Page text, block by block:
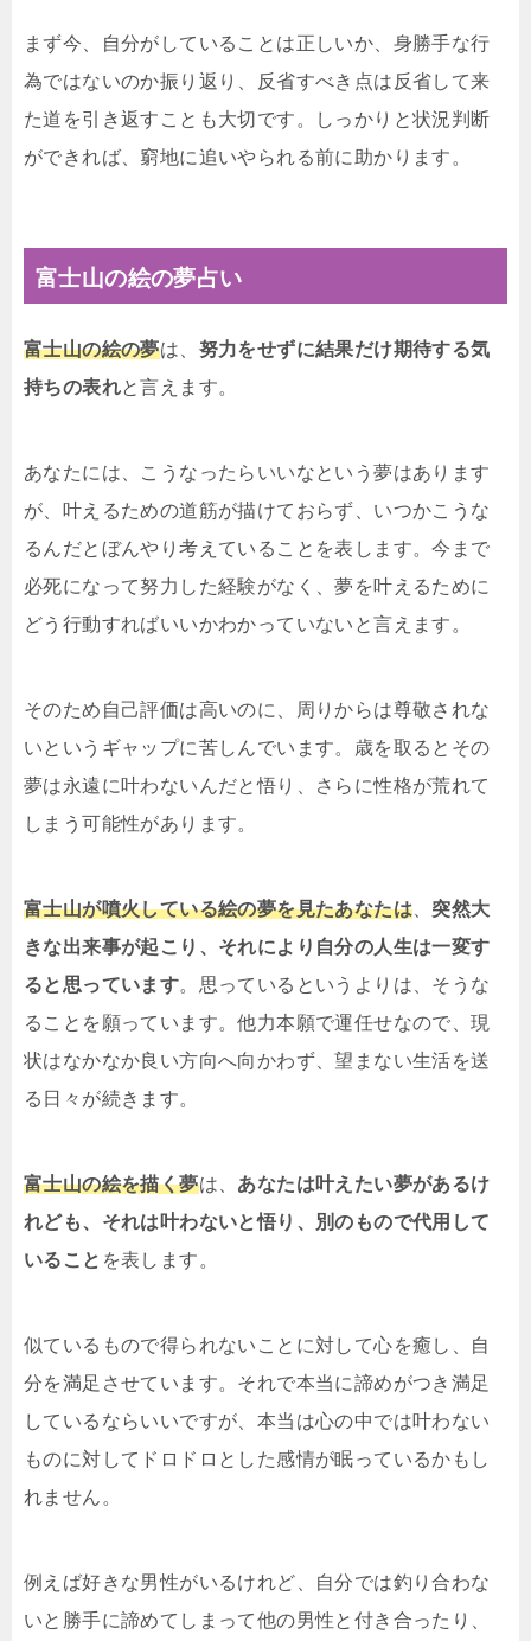
まず今、自分がしていることは正しいか、身勝手な行
為ではないのか振り返り、反省すべき点は反省して来
た道を引き返すことも大切です。しっかりと状況判断
ができれば、窮地に追いやられる前に助かります。
富士山の絵の夢占い
富士山の絵の夢は、努力をせずに結果だけ期待する気
持ちの表れと言えます。
あなたには、こうなったらいいなという夢はあります
が、叶えるための道筋が描けておらず、いつかこうな
るんだとぼんやり考えていることを表します。今まで
必死になって努力した経験がなく、夢を叶えるために
どう行動すればいいかわかっていないと言えます。
そのため自己評価は高いのに、周りからは尊敬されな
いというギャップに苦しんでいます。歳を取るとその
夢は永遠に叶わないんだと悟り、さらに性格が荒れて
しまう可能性があります。
富士山が噴火している絵の夢を見たあなたは
突然大
きな出来事が起こり、それにより自分の人生は一変す
ると思っています。思っているというよりは、そうな
ることを願っています。他力本願で運任せなので、現
状はなかなか良い方向へ向かわず、望まない生活を送
る日々が続きます。
富士山の絵を描く夢は、 あなたは叶えたい夢があるけ
れども、それは叶わないと悟り、別のもので代用して
いること を表します。
似ているもので得られないことに対して心を癒し、自
分を満足させています。それで本当に諦めがつき満足
しているならいいですが、本当は心の中では叶わない
ものに対してドロドロとした感情が眠っているかもし
れません。
例えば好きな男性がいるけれど、自分では釣り合わな
いと勝手に諦めてしまって他の男性と付き合ったり、